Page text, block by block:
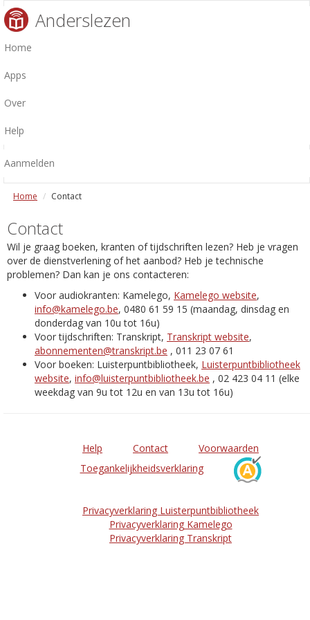
Anderslezen
Home
Apps
Over
Help
Aanmelden
Home Contact
Contact
Wil je graag boeken, kranten of tijdschriften lezen? Heb je vragen
over de dienstverlening of het aanbod? Heb je technische
problemen? Dan kan je ons contacteren:
Voor audiokranten: Kamelego, Kamelego website,
info@kamelego.be, 0480 61 59 15 (maandag, dinsdag en
donderdag van 10u tot 16u)
Voor tijdschriften: Transkript, Transkript website,
abonnementen@transkript.be , 011 23 07 61
Voor boeken: Luisterpuntbibliotheek, Luisterpuntbibliotheek
website, info@luisterpuntbibliotheek.be , 02 423 04 11 (elke
weekdag van 9u tot 12u en van 13u tot 16u)
Help Contact
Voorwaarden
Toegankelijkheidsverklaring
Privacyverklaring Luisterpuntbibliotheek
Privacyverklaring Kamelego
Privacyverklaring Transkript